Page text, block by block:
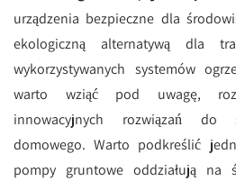
urządzenia bezpieczne dla
ekologiczną alternatywą dla
wykorzystywanych systemów
warto wziąć pod uwagę,
innowacyjnych rozwiązań do
domowego. Warto podkreślić
pompy gruntowe oddziałują na